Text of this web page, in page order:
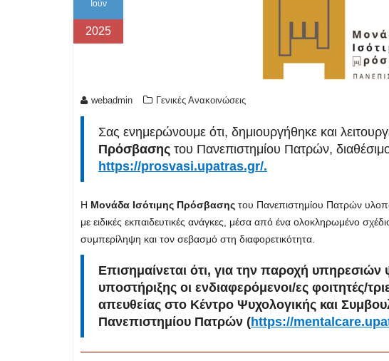
Ιούν
2025
webadmin Γενικές Ανακοινώσεις
Σας ενημερώνουμε ότι, δημιουργήθηκε και
Πρόσβασης του Πανεπιστημίου Πατρών,
https://prosvasi.upatras.gr/.
Η Μονάδα Ισότιμης Πρόσβασης του Πανεπιστημίου Πατρών
με ειδικές εκπαιδευτικές ανάγκες, μέσα από ένα ολοκληρωμένο
συμπερίληψη και τον σεβασμό στη διαφορετικότητα.
Επισημαίνεται ότι, για την παροχή υπηρεσιών
υποστήριξης οι ενδιαφερόμενοι/ες φοιτητές/
απευθείας στο Κέντρο Ψυχολογικής και
Πανεπιστημίου Πατρών (https://